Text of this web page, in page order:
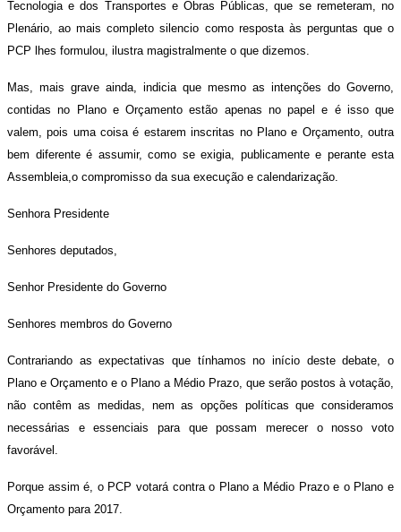
Tecnologia e dos Transportes e Obras Públicas, que se remeteram, no
Plenário, ao mais completo silencio como resposta às perguntas que o
PCP lhes formulou, ilustra magistralmente o que dizemos.
Mas, mais grave ainda, indicia que mesmo as intenções do Governo,
contidas no Plano e Orçamento estão apenas no papel e é isso que
valem, pois uma coisa é estarem inscritas no Plano e Orçamento, outra
bem diferente é assumir, como se exigia, publicamente e perante esta
Assembleia,o compromisso da sua execução e calendarização.
Senhora Presidente
Senhores deputados,
Senhor Presidente do Governo
Senhores membros do Governo
Contrariando as expectativas que tínhamos no início deste debate, o
Plano e Orçamento e o Plano a Médio Prazo, que serão postos à votação,
não contêm as medidas, nem as opções políticas que consideramos
necessárias e essenciais para que possam merecer o nosso voto
favorável.
Porque assim é, o PCP votará contra o Plano a Médio Prazo e o Plano e
Orçamento para 2017.